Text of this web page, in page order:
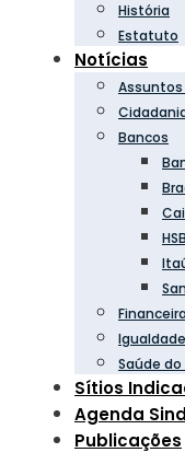
História
Estatuto
Notícias
Assuntos
Bancos
Saúde
Sítios
Agenda
Publicações